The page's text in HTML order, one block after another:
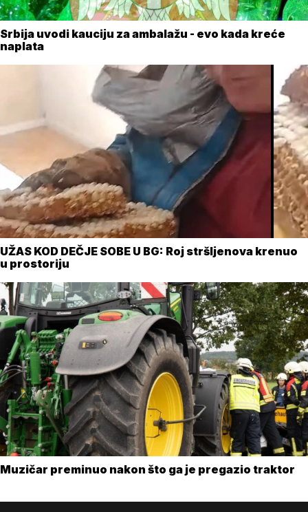
Srbija uvodi kauciju za ambalažu - evo kada kreće
naplata
UŽAS KOD DEČJE SOBE U BG: Roj stršljenova krenuo
u prostoriju
Muzičar preminuo nakon što ga je pregazio traktor